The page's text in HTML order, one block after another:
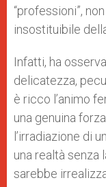
“professioni”,
insostituibile
Infatti, ha
delicatezza,
è ricco l’animo
una genuina
l’irradiazione di
una realtà senza
sarebbe